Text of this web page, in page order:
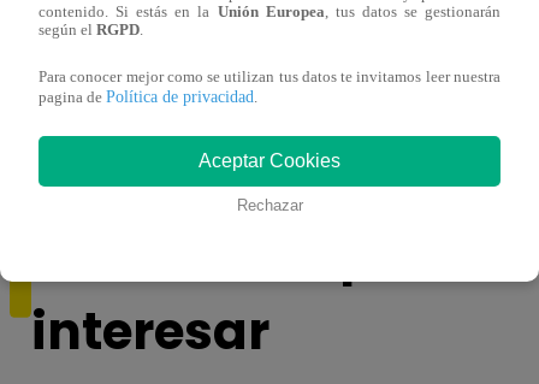
Asesinan a comerciante ferretero dentro de
galería en San Juan de Lurigancho
interesar
contenido. Si estás en la Unión Europea , tus datos se gestionarán
según el RGPD
Para conocer mejor como se utilizan tus datos te invitamos leer nuestra
pagina de Política de privacidad
Aceptar Cookies
Rechazar